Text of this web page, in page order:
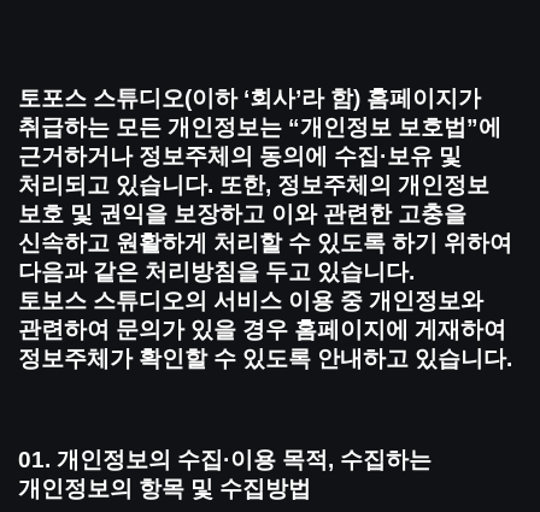
토포스 스튜디오(이하 ‘회사’라 함) 홈페이지가
취급하는 모든 개인정보는 “개인정보 보호법”에
근거하거나 정보주체의 동의에 수집·보유 및
처리되고 있습니다. 또한, 정보주체의 개인정보
보호 및 권익을 보장하고 이와 관련한 고충을
신속하고 원활하게 처리할 수 있도록 하기 위하여
다음과 같은 처리방침을 두고 있습니다.
토보스 스튜디오의 서비스 이용 중 개인정보와
관련하여 문의가 있을 경우 홈페이지에 게재하여
정보주체가 확인할 수 있도록 안내하고 있습니다.
개인정보의 수집·이용 목적, 수집하는
개인정보의 항목 및 수집방법